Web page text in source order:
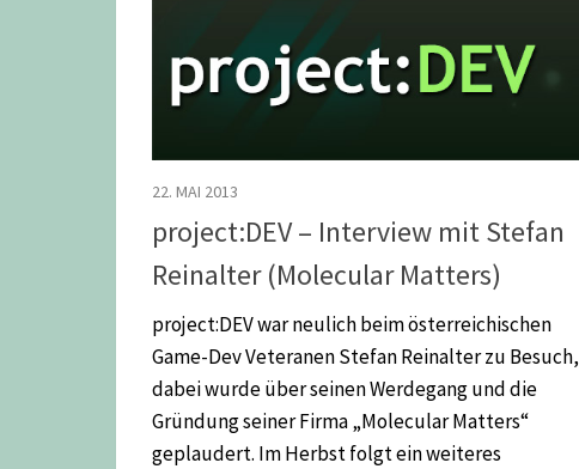
22. MAI 2013
project:DEV – Interview mit Stefan
Reinalter (Molecular Matters)
project:DEV war neulich beim österreichischen
Game-Dev Veteranen Stefan Reinalter zu Besuch,
dabei wurde über seinen Werdegang und die
Gründung seiner Firma „Molecular Matters“
geplaudert. Im Herbst folgt ein weiteres